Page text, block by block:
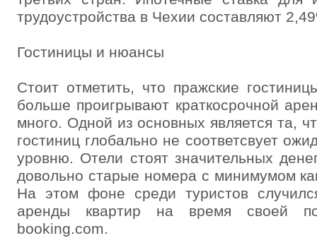
трудоустройства в Чехии составляют
Гостиницы и нюансы
Стоит отметить, что пражские
больше проигрывают краткосрочной
много. Одной из основных является та,
гостиниц глобально не соответсвует
уровню. Отели стоят значительных
довольно старые номера с минимумом
На этом фоне среди туристов
аренды квартир на время своей
booking.com.